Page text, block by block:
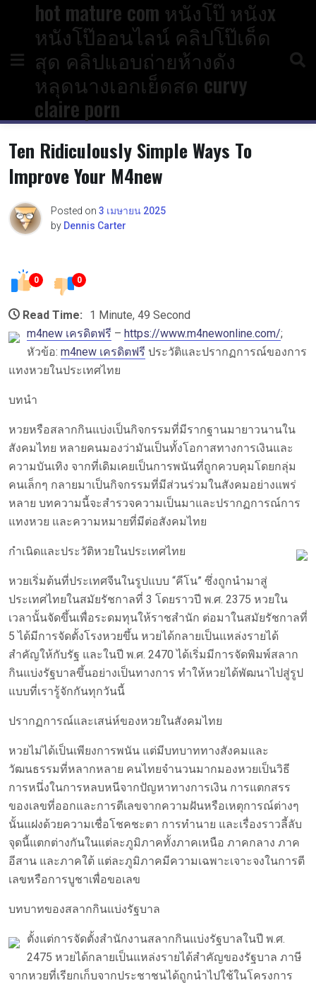
hot mature com หนังโป๊ หนังx
หนังโป๊ออนไลน์ คลิปโป๊เด็ด
สุด คลิปแอบถ่ายห้างดัง
หลุดนางเอกเย็ดสด curvy
claire porn
Ten Ridiculously Simple Ways To
Improve Your M4new
Posted on 3 เมษายน 2025
by Dennis Carter
0 0
Read Time:
1 Minute, 49 Second
m4new เครดิตฟรี – https://www.m4newonline.com/;
หัวข้อ: m4new เครดิตฟรี ประวัติและปรากฏการณ์ของการ
แทงหวยในประเทศไทย
บทนำ
หวยหรือสลากกินแบ่งเป็นกิจกรรมที่มีรากฐานมายาวนานใน
สังคมไทย หลายคนมองว่ามันเป็นทั้งโอกาสทางการเงินและ
ความบันเทิง จากที่เดิมเคยเป็นการพนันที่ถูกควบคุมโดยกลุ่ม
คนเล็กๆ กลายมาเป็นกิจกรรมที่มีส่วนร่วมในสังคมอย่างแพร่
หลาย บทความนี้จะสำรวจความเป็นมาและปรากฏการณ์การ
แทงหวย และความหมายที่มีต่อสังคมไทย
กำเนิดและประวัติหวยในประเทศไทย
หวยเริ่มต้นที่ประเทศจีนในรูปแบบ “คีโน” ซึ่งถูกนำมาสู่
ประเทศไทยในสมัยรัชกาลที่ 3 โดยราวปี พ.ศ. 2375 หวยใน
เวลานั้นจัดขึ้นเพื่อระดมทุนให้ราชสำนัก ต่อมาในสมัยรัชกาลที่
5 ได้มีการจัดตั้งโรงหวยขึ้น หวยได้กลายเป็นแหล่งรายได้
สำคัญให้กับรัฐ และในปี พ.ศ. 2470 ได้เริ่มมีการจัดพิมพ์สลาก
กินแบ่งรัฐบาลขึ้นอย่างเป็นทางการ ทำให้หวยได้พัฒนาไปสู่รูป
แบบที่เรารู้จักกันทุกวันนี้
ปรากฏการณ์และเสน่ห์ของหวยในสังคมไทย
หวยไม่ได้เป็นเพียงการพนัน แต่มีบทบาททางสังคมและ
วัฒนธรรมที่หลากหลาย คนไทยจำนวนมากมองหวยเป็นวิธี
การหนึ่งในการหลบหนีจากปัญหาทางการเงิน การแตกสรร
ของเลขที่ออกและการตีเลขจากความฝันหรือเหตุการณ์ต่างๆ
นั้นแฝงด้วยความเชื่อโชคชะตา การทำนาย และเรื่องราวลี้ลับ
จุดนี้แตกต่างกันในแต่ละภูมิภาคทั้งภาคเหนือ ภาคกลาง ภาค
อีสาน และภาคใต้ แต่ละภูมิภาคมีความเฉพาะเจาะจงในการตี
เลขหรือการบูชาเพื่อขอเลข
บทบาทของสลากกินแบ่งรัฐบาล
ตั้งแต่การจัดตั้งสำนักงานสลากกินแบ่งรัฐบาลในปี พ.ศ.
2475 หวยได้กลายเป็นแหล่งรายได้สำคัญของรัฐบาล ภาษี
จากหวยที่เรียกเก็บจากประชาชนได้ถูกนำไปใช้ในโครงการ